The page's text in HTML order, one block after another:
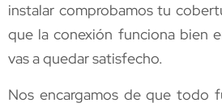
instalar comprobamos tu
que la conexión funciona bien
vas a quedar satisfecho.
Nos encargamos de que todo